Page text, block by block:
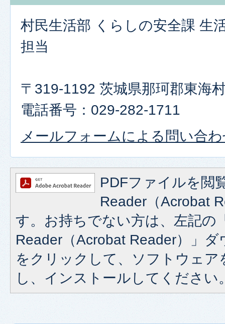
村民生活部 くらしの安全課 生
担当
〒319-1192 茨城県那珂郡東海
電話番号：029-282-1711
メールフォームによる問い合
PDFファイルを閲
Reader（Acrobat
す。お持ちでない方は、左記の
Reader（Acrobat Reader）」
をクリックして、ソフトウェア
し、インストールしてください